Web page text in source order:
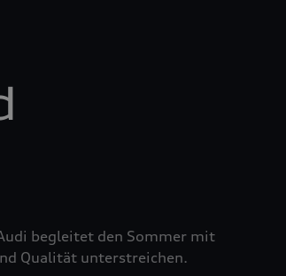
begleitet den Sommer mit
Qualität unterstreichen.